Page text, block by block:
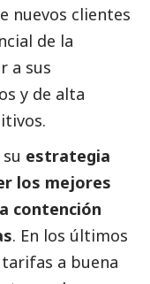
nuevos clientes
de la
a sus
y de alta
estrategia
los mejores
contención
. En los últimos
a buena